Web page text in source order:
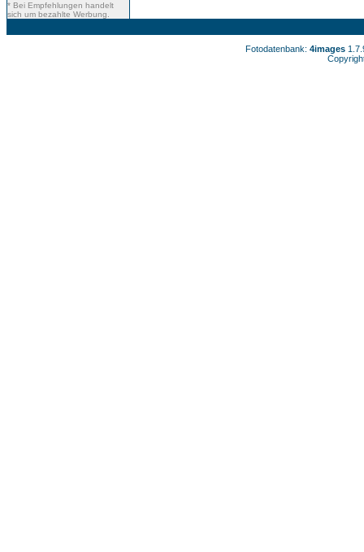
* Bei Empfehlungen handelt
sich um bezahlte Werbung.
Fotodatenbank: 4images